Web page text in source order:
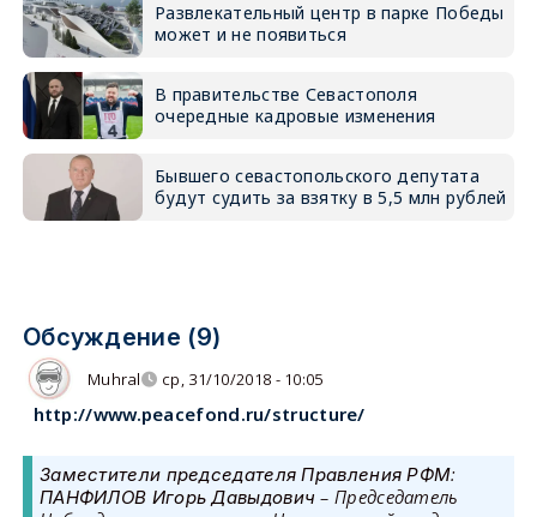
Развлекательный центр в парке Победы
может и не появиться
В правительстве Севастополя
очередные кадровые изменения
Бывшего севастопольского депутата
будут судить за взятку в 5,5 млн рублей
Обсуждение (9)
Мuhral ср, 31/10/2018 - 10:05
http://www.peacefond.ru/structure/
Заместители председателя Правления РФМ:
ПАНФИЛОВ Игорь Давыдович – Председатель